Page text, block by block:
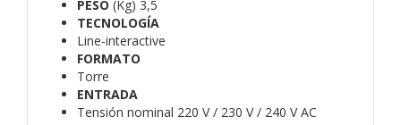
PESO (Kg) 3,5
TECNOLOGÍA
Line-interactive
FORMATO
Torre
ENTRADA
Tensión nominal 220 V / 230 V / 240 V AC